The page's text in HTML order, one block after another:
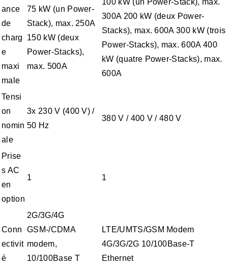
ance
de
charg
e
maxi
male
75 kW (un Power-
Stack), max. 250A
150 kW (deux
Power-Stacks),
max. 500A
100 kW (un Power-Stack), max.
300A 200 kW (deux Power-
Stacks), max. 600A 300 kW (trois
Power-Stacks), max. 600A 400
kW (quatre Power-Stacks), max.
600A
Tensi
on
nomin
ale
3x 230 V (400 V) /
50 Hz
380 V / 400 V / 480 V
Prise
s AC
en
option
1 1
Conn
ectivit
é
2G/3G/4G
GSM-/CDMA
modem,
10/100Base T
LTE/UMTS/GSM Modem
4G/3G/2G 10/100Base-T
Ethernet